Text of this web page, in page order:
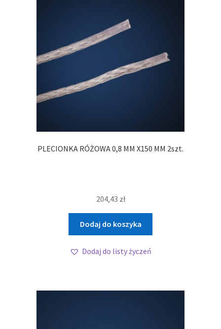
PLECIONKA RÓŻOWA 0,8 MM X150 MM 2szt.
204,43 zł
Dodaj do koszyka
Dodaj do listy życzeń